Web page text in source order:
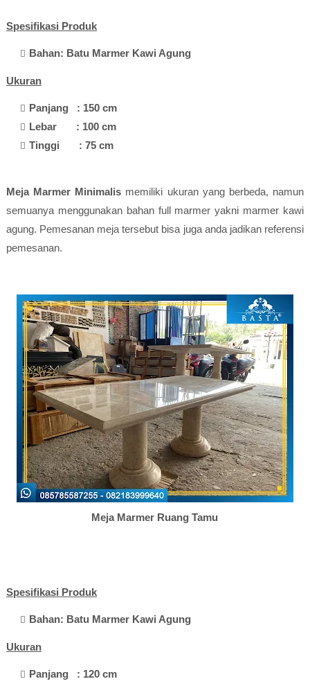
Spesifikasi Produk
Bahan: Batu Marmer Kawi Agung
Ukuran
Panjang : 150 cm
Lebar : 100 cm
Tinggi : 75 cm
Meja Marmer Minimalis memiliki ukuran yang berbeda, namun
semuanya menggunakan bahan full marmer yakni marmer kawi
agung. Pemesanan meja tersebut bisa juga anda jadikan referensi
pemesanan.
Meja Marmer Ruang Tamu
Spesifikasi Produk
Bahan: Batu Marmer Kawi Agung
Ukuran
Panjang : 120 cm